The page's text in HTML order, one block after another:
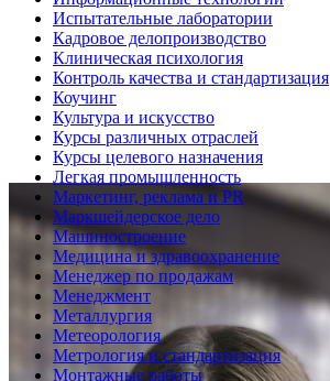
Испытательные лаборатории
Кадровое делопроизводство
Клиническая психология
Контроль качества и стандартизация
Коучинг
Культура и искусство
Курсы различных отраслей
Курсы целевого назначения
Легкая промышленность
Маркетинг, реклама и PR
Маркшейдерское дело
Машиностроение
Медицина и здравоохранение
Менеджер по продажам
Менеджмент
Металлургия
Метеорология
Метрология и стандартизация
Монтажные работы